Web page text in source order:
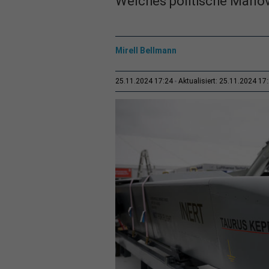
Mirell Bellmann
25.11.2024 17:24 Aktualisiert: 25.11.2024